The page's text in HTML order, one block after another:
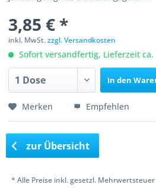
3,85 € *
inkl. MwSt.zzgl. Versandkosten
Sofort versandfertig, Lieferzeit ca.
In den
Merken Empfehlen
zur Übersicht
* Alle Preise inkl. gesetzl. Mehrwertsteuer